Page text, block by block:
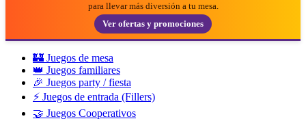
para llevar más diversión a tu mesa.
Ver ofertas y promociones
🏰 Juegos de mesa
👑 Juegos familiares
🎉 Juegos party / fiesta
⚡ Juegos de entrada (Fillers)
🤝 Juegos Cooperativos